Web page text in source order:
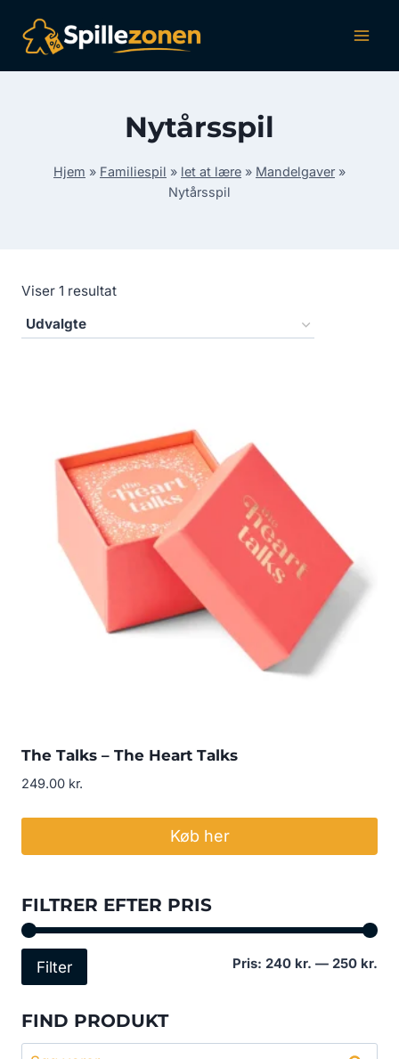
indhold
Nytårsspil
Hjem » Familiespil » let at lære » Mandelgaver »
Nytårsspil
Viser 1 resultat
The Talks – The Heart Talks
249.00 kr.
Køb her
FILTRER EFTER PRIS
Filter Pris: 240 kr. — 250 kr.
FIND PRODUKT
Søg